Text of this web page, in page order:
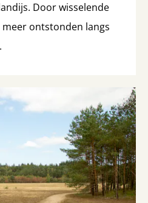
Door wisselende
ontstonden langs